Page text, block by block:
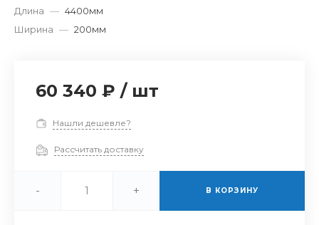
Длина — 4400мм
Ширина — 200мм
60 340 ₽ / шт
Нашли дешевле?
Рассчитать доставку
- + В КОРЗИНУ